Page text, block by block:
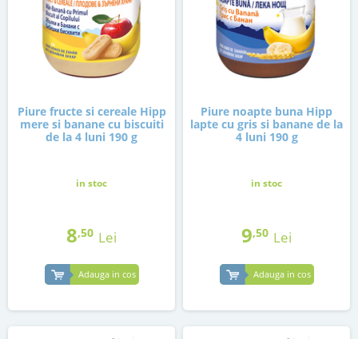
Piure fructe si cereale Hipp
mere si banane cu biscuiti
de la 4 luni 190 g
in stoc
8,50 Lei
Adauga in cos
Piure noapte buna Hipp
lapte cu gris si banane de la
4 luni 190 g
in stoc
9,50 Lei
Adauga in cos